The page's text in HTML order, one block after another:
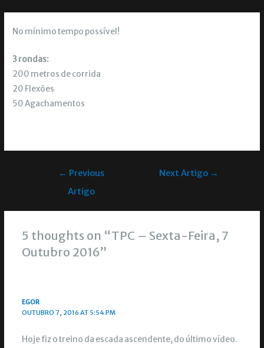
No mínimo tempo possível!
3 rondas:
200 metros de corrida
20 Flexões
50 Agachamentos
← Previous
Artigo
Next Artigo →
5 thoughts on “TPC – Sexta-Feira, 7
Outubro 2016”
EGOR
OUTUBRO 7, 2016 AT 5:54 PM
Hoje fiz o treino da escada ascendente, do último vídeo.